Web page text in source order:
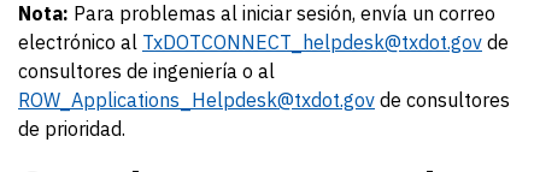
Nota: Para problemas al iniciar sesión, envía un correo
electrónico al TxDOTCONNECT_helpdesk@txdot.gov de
consultores de ingeniería o al
ROW_Applications_Helpdesk@txdot.gov de consultores
de prioridad.